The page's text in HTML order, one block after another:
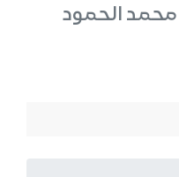
محمد الحمود